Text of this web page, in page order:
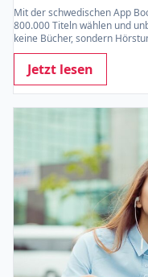
Mit der schwedischen App
800.000 Titeln wählen und
keine Bücher, sondern
Jetzt lesen